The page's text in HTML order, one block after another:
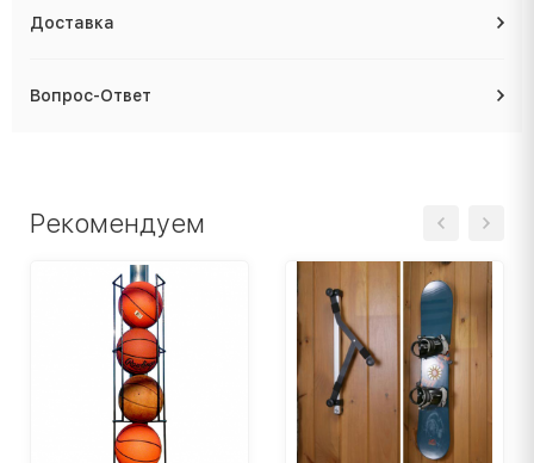
Доставка
Вопрос-Ответ
Рекомендуем